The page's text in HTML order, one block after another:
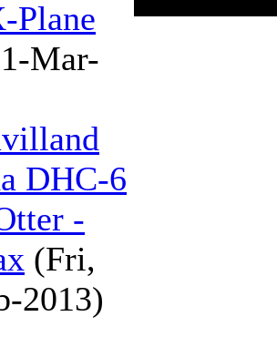
Plane
Mar-
DHC-6
-
(Fri,
2013)